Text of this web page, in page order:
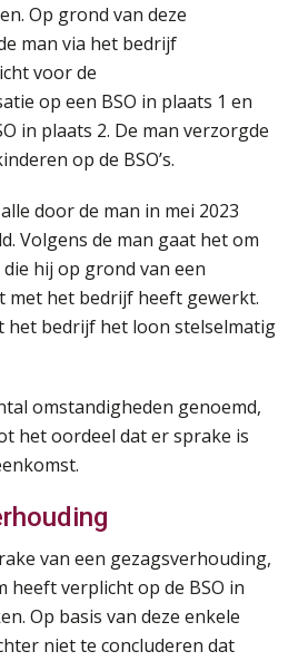
Op grond van deze
man via het bedrijf
voor de
op een BSO in plaats 1 en
in plaats 2. De man verzorgde
op de BSO’s.
door de man in mei 2023
Volgens de man gaat het om
hij op grond van een
met het bedrijf heeft gewerkt.
het bedrijf het loon stelselmatig
omstandigheden genoemd,
het oordeel dat er sprake is
van een gezagsverhouding,
heeft verplicht op de BSO in
Op basis van deze enkele
niet te concluderen dat